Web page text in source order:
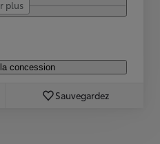
plus
concession
Sauvegardez